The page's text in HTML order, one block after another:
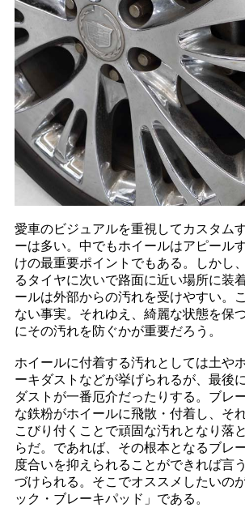
愛車のビジュアルを重視してカスタム
ーは多い。中でもホイールはアピール
けの最重要ポイントでもある。しかし
るタイヤに次いで路面に近い場所に装
ールは外部からの汚れを受けやすい。
ない事実。それゆえ、綺麗な状態を保
にその汚れを防ぐかが重要だろう。
ホイールに付着する汚れとしては土や
ーキダストなどが挙げられるが、最後
ダストが一番厄介だったりする。ブレ
な鉄粉がホイールに飛散・付着し、そ
こびり付くことで頑固な汚れとなり落
らだ。であれば、その根本となるブレ
度合いを抑えられることができれば言
づけられる。そこでオススメしたいの
ック・ブレーキパッド」である。